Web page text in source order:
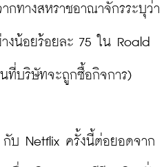
กทางสหราชอาณาจักรระบุว่า
งน้อยร้อยละ 75 ใน Roald
ที่บริษัทจะถูกซื้อกิจการ)
กับ Netflix ครั้งนี้ต่อยอดจาก